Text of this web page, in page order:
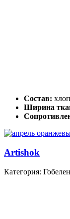
Состав:
Ширина
Artishok
Категория: